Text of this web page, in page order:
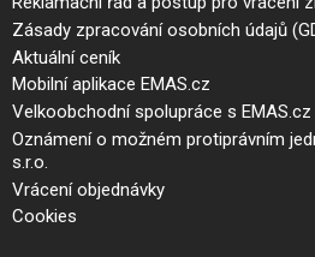
Zásady zpracování osobních údajů
Aktuální ceník
Mobilní aplikace EMAS.cz
Velkoobchodní spolupráce s EMAS.cz
Oznámení o možném protiprávním
s.r.o.
Vrácení objednávky
Cookies